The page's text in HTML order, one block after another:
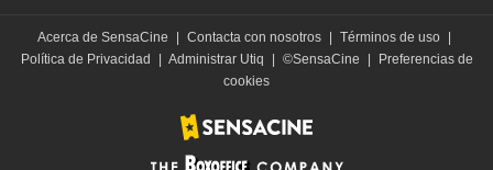
Acerca de SensaCine | Contacta con nosotros | Términos de uso |
Política de Privacidad
| Administrar Utiq | ©SensaCine |
Preferencias de
cookies